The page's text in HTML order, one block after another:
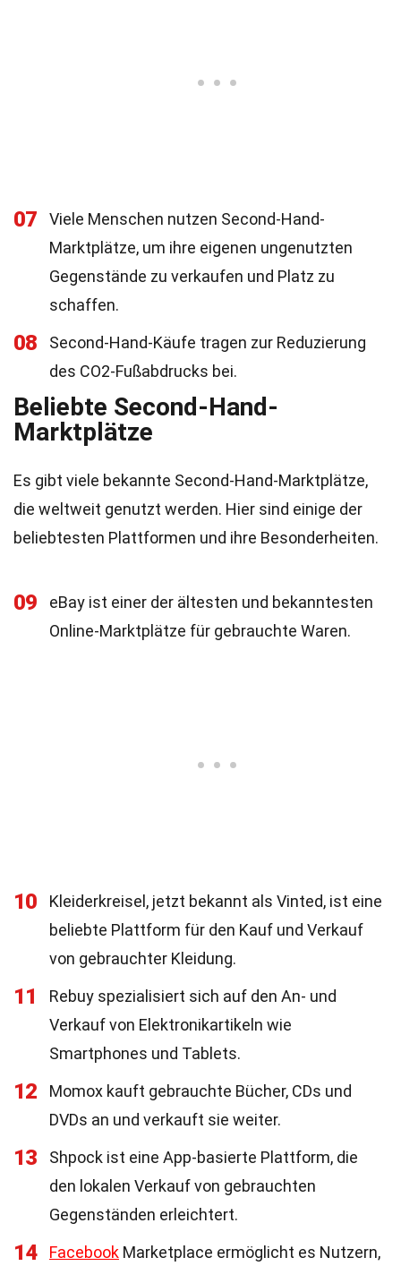
07
Viele Menschen nutzen Second-Hand-
Marktplätze, um ihre eigenen ungenutzten
Gegenstände zu verkaufen und Platz zu
schaffen.
08
Second-Hand-Käufe tragen zur Reduzierung
des CO2-Fußabdrucks bei.
Beliebte Second-Hand-
Marktplätze
Es gibt viele bekannte Second-Hand-Marktplätze,
die weltweit genutzt werden. Hier sind einige der
beliebtesten Plattformen und ihre Besonderheiten.
09
eBay ist einer der ältesten und bekanntesten
Online-Marktplätze für gebrauchte Waren.
10
Kleiderkreisel, jetzt bekannt als Vinted, ist eine
beliebte Plattform für den Kauf und Verkauf
von gebrauchter Kleidung.
11
Rebuy spezialisiert sich auf den An- und
Verkauf von Elektronikartikeln wie
Smartphones und Tablets.
12
Momox kauft gebrauchte Bücher, CDs und
DVDs an und verkauft sie weiter.
13
Shpock ist eine App-basierte Plattform, die
den lokalen Verkauf von gebrauchten
Gegenständen erleichtert.
14 Facebook Marketplace ermöglicht es Nutzern,